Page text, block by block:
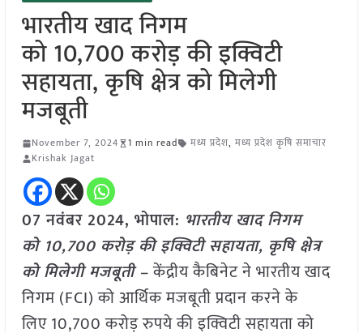
भारतीय खाद निगम
को 10,700 करोड़ की इक्विटी
सहायता, कृषि क्षेत्र को मिलेगी
मजबूती
November 7, 2024 1 min read मध्य प्रदेश, मध्य प्रदेश कृषि समाचार
Krishak Jagat
07 नवंबर 2024, भोपाल: भारतीय खाद निगम
को 10,700 करोड़ की इक्विटी सहायता, कृषि क्षेत्र
को मिलेगी मजबूती –केंद्रीय कैबिनेट ने भारतीय खाद
निगम (FCI) को आर्थिक मजबूती प्रदान करने के
लिए 10,700 करोड़ रुपये की इक्विटी सहायता को